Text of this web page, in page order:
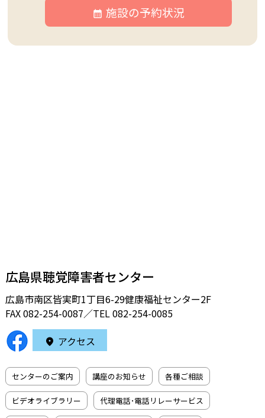
施設の予約状況
広島県聴覚障害者センター
広島市南区皆実町1丁目6-29健康福祉センター2F
FAX 082-254-0087／TEL082-254-0085
アクセス
センターのご案内 講座のお知らせ 各種ご相談
ビデオライブラリー 代理電話･電話リレーサービス